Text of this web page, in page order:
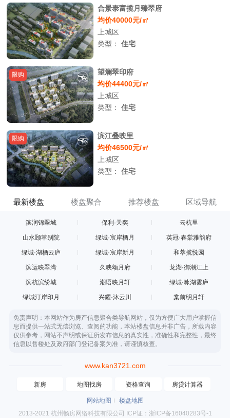
合景泰富揽月臻翠府
均价40000元/㎡
上城区
类型：住宅
限购
望斓翠印府
均价44400元/㎡
上城区
类型：住宅
限购
滨江叠映里
均价46500元/㎡
上城区
类型：住宅
最新楼盘 楼盘聚合 推荐楼盘 区域导航
滨润锦翠城 保利·天奕 云杭里
山水颐萃别院 绿城·宸岸栖月 英冠·春棠雅韵府
绿城·湖栖云庐 绿城·宸岸新月 和萃揽悦园
滨运映翠湾 久映颂月府 龙湖·御潮江上
滨杭滨纷城 潮语映月轩 绿城·咏湖雲庐
绿城汀岸印月 兴耀·沐云川 棠前明月轩
免责声明：本网站作为房产信息聚合类导航网站，仅为方便广大用户掌握信
息而提供一站式无偿浏览、查阅的功能，本站楼盘信息并非广告，所载内容
仅供参考，网站不声明或保证所发布信息的真实性，准确性和完整性，最终
信息以售楼处及政府部门登记备案为准，请谨慎核查。
www.kan3721.com
新房 地图找房 资格查询 房贷计算器
网站地图
楼盘地图
2013-2021 杭州畅房网络科技有限公司 ICP证：浙ICP备16040283号-1